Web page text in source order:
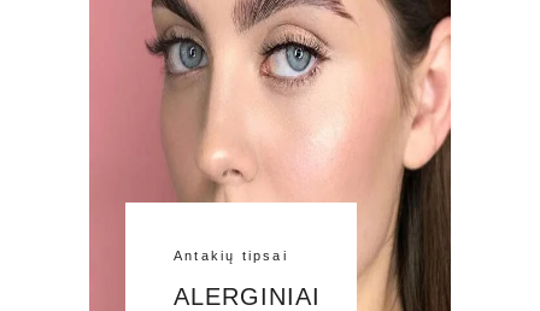
Antakių tipsai
ALERGINIAI